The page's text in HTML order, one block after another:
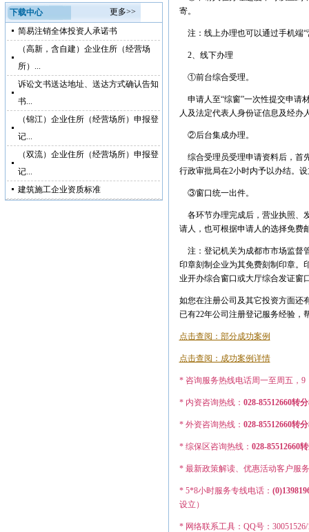
下载中心
更多>>
简易注销全体投资人承诺书
（高新，含自建）企业住所（经营场
所）...
诉讼文书送达地址、送达方式确认告知
书...
（锦江）企业住所（经营场所）申报登
记...
（双流）企业住所（经营场所）申报登
记...
建筑施工企业资质标准
寄。
注：线上办理也可以通过手机端“
2、线下办理
①前台综合受理。
申请人至“综窗”一次性提交申请
人及法定代表人身份证信息及经办
②后台集成办理。
综合受理员受理申请资料后，首
行政审批局在2小时内予以办结。
③窗口统一出件。
各环节办理完成后，营业执照、
请人，也可根据申请人的选择免费
注：登记机关为成都市市场监督
印章刻制企业为其免费刻制印章。
业开办综合窗口或大厅综合发证窗
如您在注册公司及其它投资方面还
已有22年公司注册登记服务经验，
点击查阅：部分成功案例
点击查阅：成功案例详情
* 咨询服务热线电话周一至周五，9
* 内资咨询热线： 028-85512660转
* 外资咨询热线： 028-85512660转
* 综保区咨询热线： 028-85512660
* 最新政策解读、优惠活动客户服
* 5*8小时服务专线电话：
设立）
* 网络联系工具：QQ号：30051526/